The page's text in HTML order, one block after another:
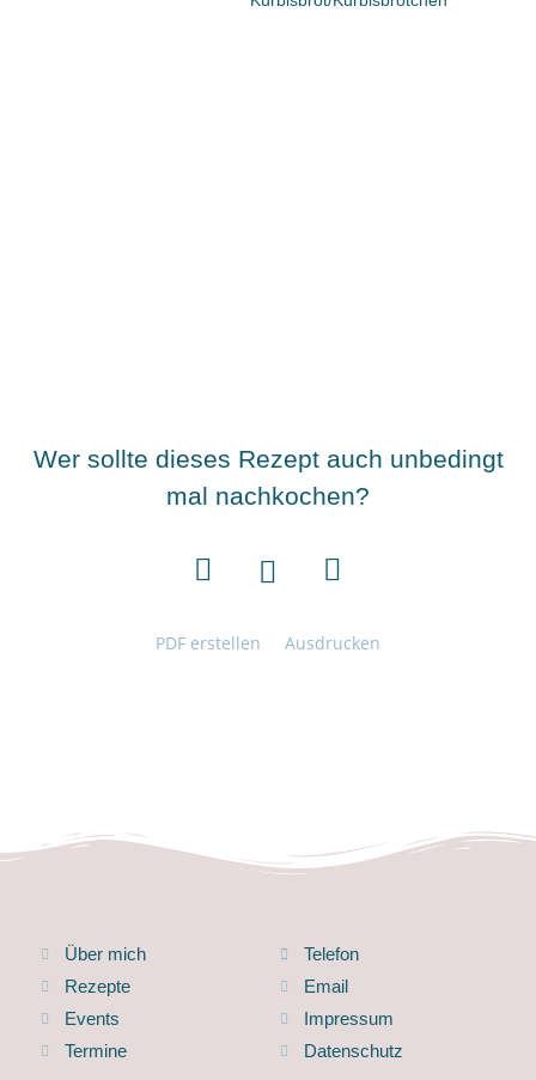
Wer sollte dieses Rezept auch unbedingt
mal nachkochen?
PDF erstellen Ausdrucken
Über mich
Rezepte
Events
Termine
Telefon
Email
Impressum
Datenschutz